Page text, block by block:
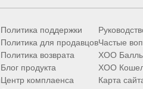
Политика поддержки
Политика для продавцов
Политика возврата
Блог продукта
Центр комплаенса
Частые
XOO
XOO
Карта